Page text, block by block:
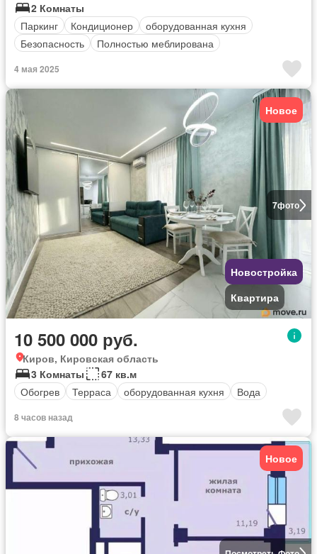
2 Комнаты
Паркинг
Кондиционер
оборудованная кухня
Безопасность
Полностью меблирована
4 мая 2025
7фото
Новое
Новостройка
Квартира
10 500 000 руб.
Киров, Кировская область
3 Комнаты
67 кв.м
Обогрев
Терраса оборудованная кухня Вода
8 часов назад
Новое